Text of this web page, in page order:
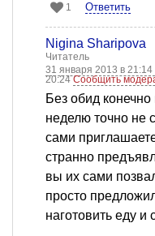
1 Ответить
Nigina Sharipova
Читатель
31 января 2013 в 21:14
20:24Сообщить
Без обид
неделю точно не
сами
странно
вы их сами
просто
наготовить еду и